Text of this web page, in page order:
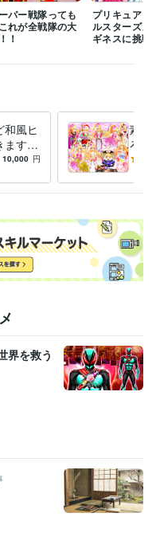
　デザイン　動画　小説
パー戦隊っても
れが全戦隊の大
！
プリキュア１
ルスターズ
ギネスに挑戦
風ヒ
ます
ラスト
10,000 円
素敵
ろな
ご希
界を救う